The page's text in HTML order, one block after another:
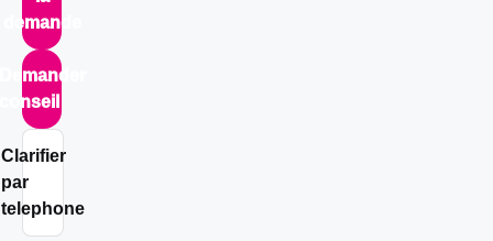
demande
Clarifier
par
telephone